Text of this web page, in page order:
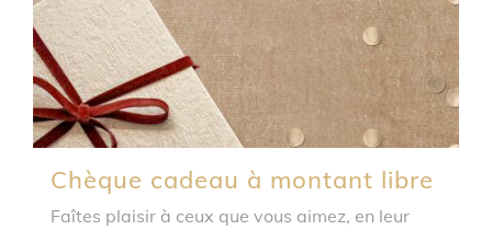
Chèque cadeau à montant libre
Faîtes plaisir à ceux que vous aimez, en leur